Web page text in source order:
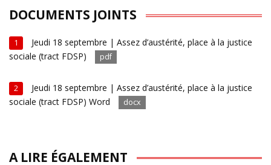
DOCUMENTS JOINTS
1
Jeudi 18 septembre | Assez d’austérité, place à la justice
sociale (tract FDSP)
pdf
2
Jeudi 18 septembre | Assez d’austérité, place à la justice
sociale (tract FDSP) Word
docx
A LIRE ÉGALEMENT